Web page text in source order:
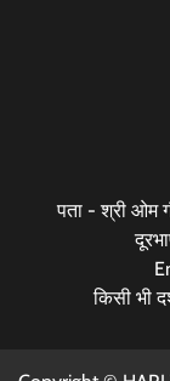
पता - श्री ओम
किसी भी